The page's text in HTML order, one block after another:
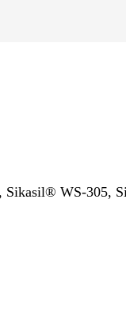
Sikasil® WS-305,